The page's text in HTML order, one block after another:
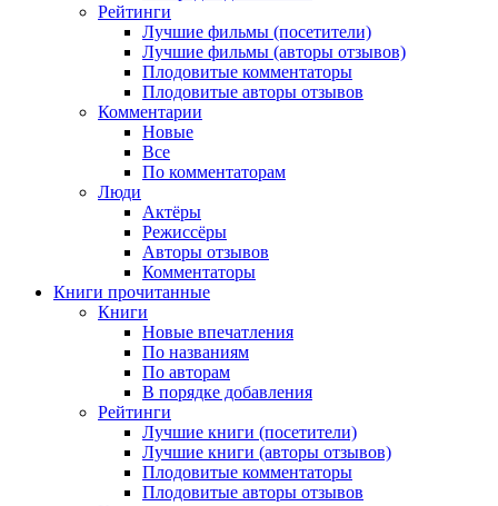
Рейтинги
Лучшие фильмы (посетители)
Лучшие фильмы (авторы отзывов)
Плодовитые комментаторы
Плодовитые авторы отзывов
Комментарии
Новые
Все
По комментаторам
Люди
Актёры
Режиссёры
Авторы отзывов
Комментаторы
Книги прочитанные
Книги
Новые впечатления
По названиям
По авторам
В порядке добавления
Рейтинги
Лучшие книги (посетители)
Лучшие книги (авторы отзывов)
Плодовитые комментаторы
Плодовитые авторы отзывов